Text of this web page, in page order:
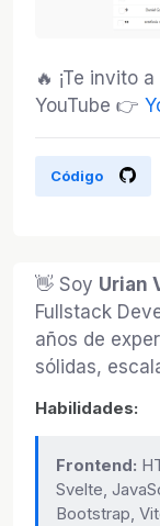
🔥 ¡Te invito
YouTube 👉
Código
👋 Soy Urian
Fullstack
años de
sólidas,
Habilidades:
Frontend:
Svelte,
Bootstrap,